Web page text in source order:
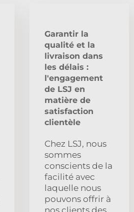
Garantir la
qualité et la
livraison dans
les délais :
l'engagement
de LSJ en
matière de
satisfaction
clientèle
Chez LSJ, nous
sommes
conscients de la
facilité avec
laquelle nous
pouvons offrir à
nos clients des